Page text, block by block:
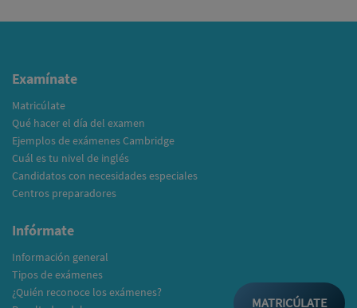
Examínate
Matricúlate
Qué hacer el día del examen
Ejemplos de exámenes Cambridge
Cuál es tu nivel de inglés
Candidatos con necesidades especiales
Centros preparadores
Infórmate
Información general
Tipos de exámenes
¿Quién reconoce los exámenes?
MATRICÚLATE